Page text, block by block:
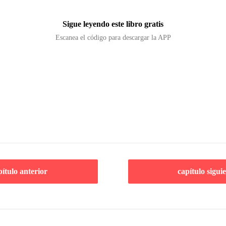
Sigue leyendo este libro gratis
Escanea el código para descargar la APP
anterior capítulo